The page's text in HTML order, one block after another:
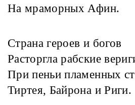
На ‎мраморных Афин.
Страна героев и богов
Расторгла рабские
При пеньи пламенных
Тиртея, Байрона и Риги.